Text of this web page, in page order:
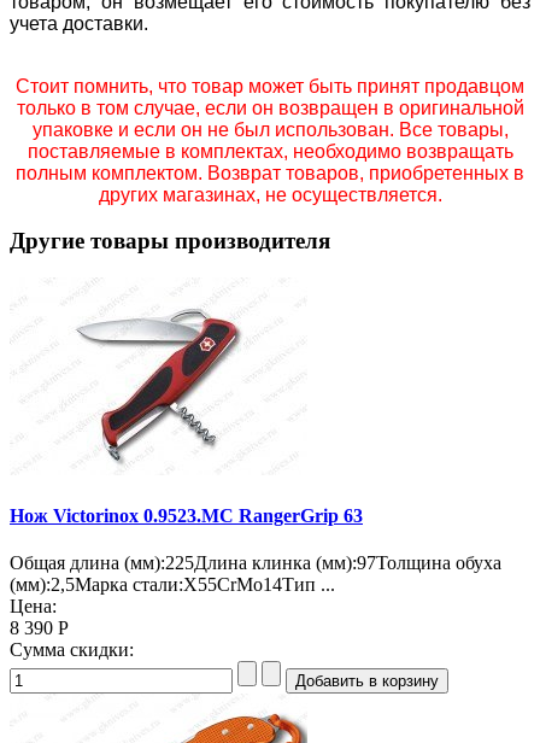
учета доставки.
Стоит помнить, что товар может быть принят продавцом
только в том случае, если он возвращен в оригинальной
упаковке и если он не был использован. Все товары,
поставляемые в комплектах, необходимо возвращать
полным комплектом. Возврат товаров, приобретенных в
других магазинах, не осуществляется.
Другие товары производителя
Нож Victorinox 0.9523.MC RangerGrip 63
Общая длина (мм):225Длина клинка (мм):97Толщина обуха
(мм):2,5Марка стали:X55CrMo14Тип ...
Цена:
8 390 Р
Сумма скидки: